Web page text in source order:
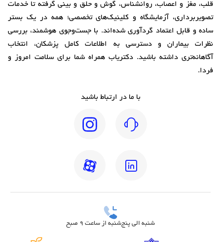
قلب، مغز و اعصاب، روانشناس، گوش و حلق و بینی گرفته تا خدمات
تصویربرداری، آزمایشگاه و کلینیک‌های تخصصی؛ همه در یک بستر
ساده و قابل اعتماد گردآوری شده‌اند. با جست‌وجوی هوشمند، بررسی
نظرات بیماران و دسترسی به اطلاعات کامل پزشکان، انتخاب
آگاهانه‌تری داشته باشید. دکتریاب همراه شما برای سلامت امروز و
فردا.
با ما در ارتباط باشید
شنبه الی پنج‌شنبه از ساعت 9 صبح